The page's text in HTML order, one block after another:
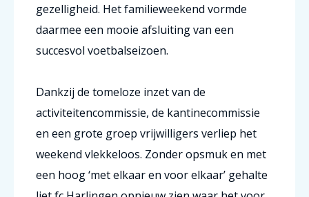
gezelligheid. Het familieweekend vormde
daarmee een mooie afsluiting van een
succesvol voetbalseizoen.
Dankzij de tomeloze inzet van de
activiteitencommissie, de kantinecommissie
en een grote groep vrijwilligers verliep het
weekend vlekkeloos. Zonder opsmuk en met
een hoog ‘met elkaar en voor elkaar’ gehalte